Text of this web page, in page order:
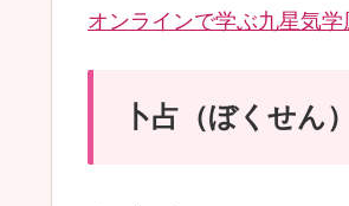
オンラインで学ぶ九星気
卜占（ぼくせん